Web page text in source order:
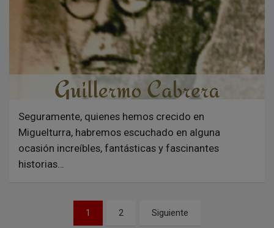
Seguramente, quienes hemos crecido en
Miguelturra, habremos escuchado en alguna
ocasión increíbles, fantásticas y fascinantes
historias…
1 2 Siguiente